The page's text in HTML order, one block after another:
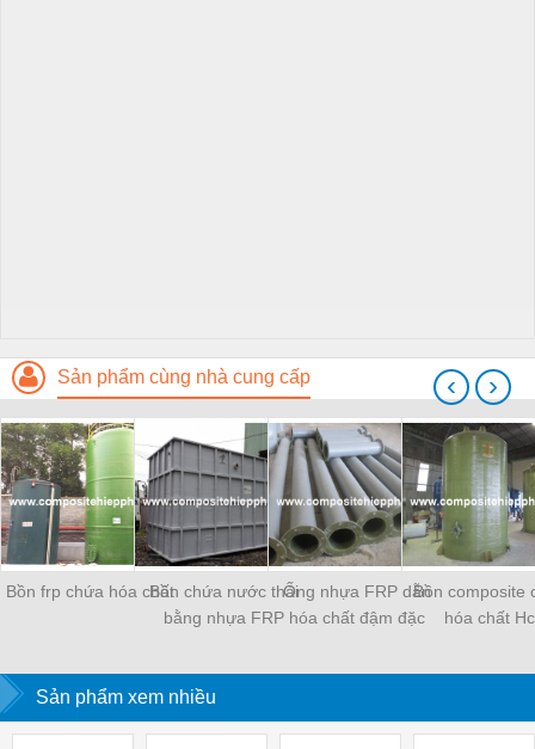
Sản phẩm cùng nhà cung cấp
Bồn frp chứa hóa chấtBồn chứa nước thải
bằng nhựa FRP
Ống nhựa FRP dẫn
hóa chất đậm đặc
Bồn composite
hóa chất
‹ ›
Sản phẩm xem nhiều